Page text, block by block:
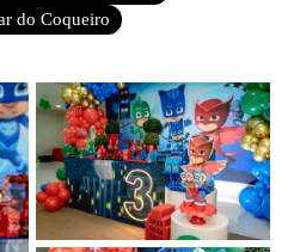
do Coqueiro